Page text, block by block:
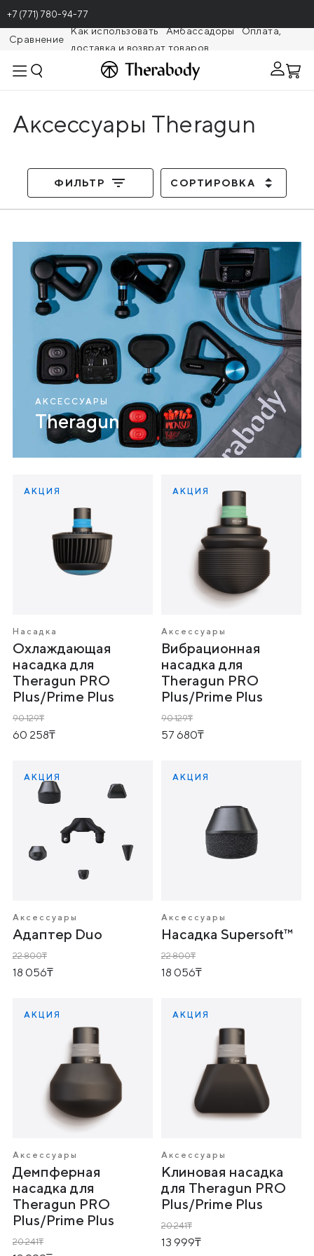
+7 (771) 780-94-77
Сравнение
Как использовать Амбассадоры
Оплата,
доставка и возврат товаров
Аксессуары Theragun
ФИЛЬТР СОРТИРОВКА
АКСЕССУАРЫ
Theragun
АКЦИЯ
Насадка
Охлаждающая
насадка для
Theragun PRO
Plus/Prime Plus
90 129
60 258
АКЦИЯ
Аксессуары
Вибрационная
насадка для
Theragun PRO
Plus/Prime Plus
90 129
57 680
АКЦИЯ
Аксессуары
Адаптер Duo
22 800
18 056
АКЦИЯ
Аксессуары
Насадка Supersoft™
22 800
18 056
АКЦИЯ
Аксессуары
Демпферная
насадка для
Theragun PRO
Plus/Prime Plus
20 241
АКЦИЯ
Аксессуары
Клиновая насадка
для Theragun PRO
Plus/Prime Plus
20 241
13 999